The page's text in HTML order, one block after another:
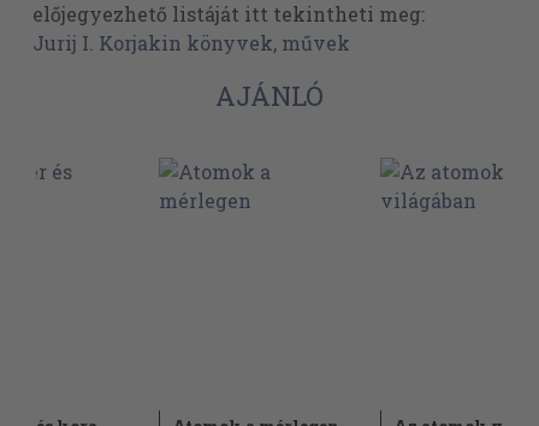
előjegyezhető listáját itt tekintheti meg:
Jurij I. Korjakin könyvek, művek
AJÁNLÓ